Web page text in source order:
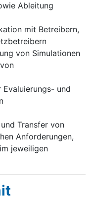
Ableitung
mit Betreibern,
von Simulationen
und
Transfer von
Anforderungen,
jeweiligen